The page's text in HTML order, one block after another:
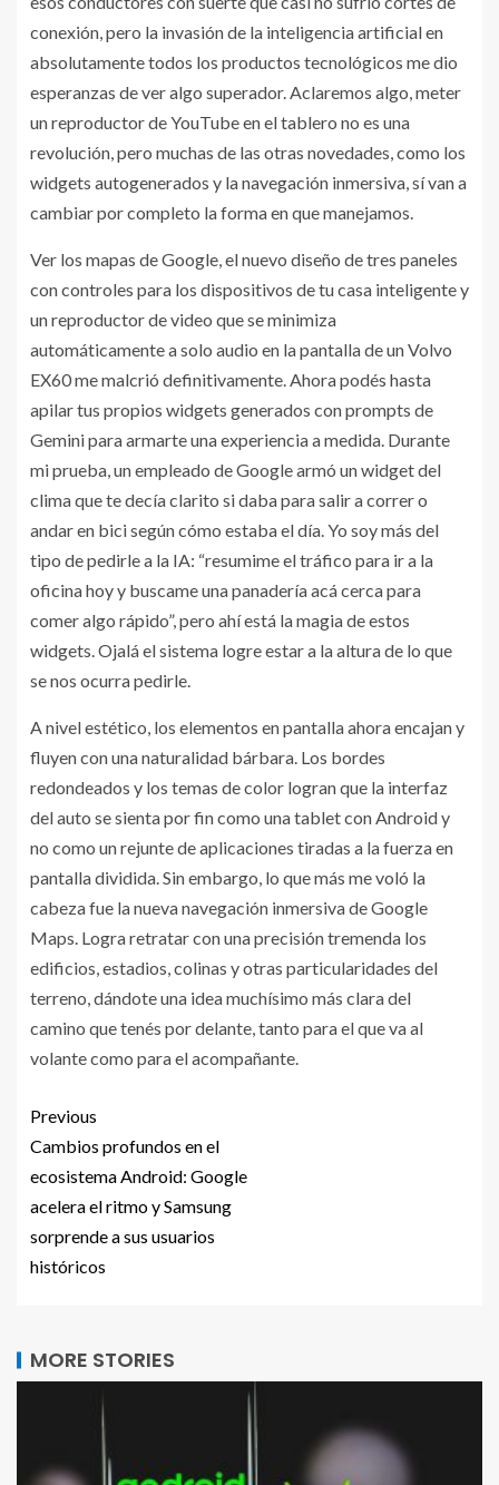
conexión, pero la invasión de la inteligencia artificial en
absolutamente todos los productos tecnológicos me dio
esperanzas de ver algo superador. Aclaremos algo, meter
un reproductor de YouTube en el tablero no es una
revolución, pero muchas de las otras novedades, como los
widgets autogenerados y la navegación inmersiva, sí van a
cambiar por completo la forma en que manejamos.
Ver los mapas de Google, el nuevo diseño de tres paneles
con controles para los dispositivos de tu casa inteligente y
un reproductor de video que se minimiza
automáticamente a solo audio en la pantalla de un Volvo
EX60 me malcrió definitivamente. Ahora podés hasta
apilar tus propios widgets generados con prompts de
Gemini para armarte una experiencia a medida. Durante
mi prueba, un empleado de Google armó un widget del
clima que te decía clarito si daba para salir a correr o
andar en bici según cómo estaba el día. Yo soy más del
tipo de pedirle a la IA: “resumime el tráfico para ir a la
oficina hoy y buscame una panadería acá cerca para
comer algo rápido”, pero ahí está la magia de estos
widgets. Ojalá el sistema logre estar a la altura de lo que
se nos ocurra pedirle.
A nivel estético, los elementos en pantalla ahora encajan y
fluyen con una naturalidad bárbara. Los bordes
redondeados y los temas de color logran que la interfaz
del auto se sienta por fin como una tablet con Android y
no como un rejunte de aplicaciones tiradas a la fuerza en
pantalla dividida. Sin embargo, lo que más me voló la
cabeza fue la nueva navegación inmersiva de Google
Maps. Logra retratar con una precisión tremenda los
edificios, estadios, colinas y otras particularidades del
terreno, dándote una idea muchísimo más clara del
camino que tenés por delante, tanto para el que va al
volante como para el acompañante.
Previous
Cambios profundos en el
ecosistema Android: Google
acelera el ritmo y Samsung
sorprende a sus usuarios
históricos
MORE STORIES